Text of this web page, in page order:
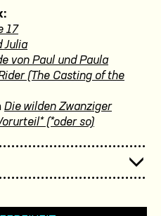
17
Julia
von Paul und Paula
(The Casting of the
Die wilden Zwanziger
(*oder so)